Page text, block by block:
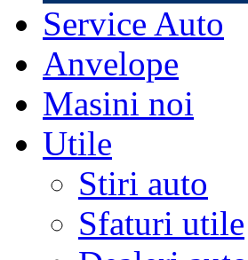
Service Auto
Anvelope
Masini noi
Utile
Stiri auto
Sfaturi utile